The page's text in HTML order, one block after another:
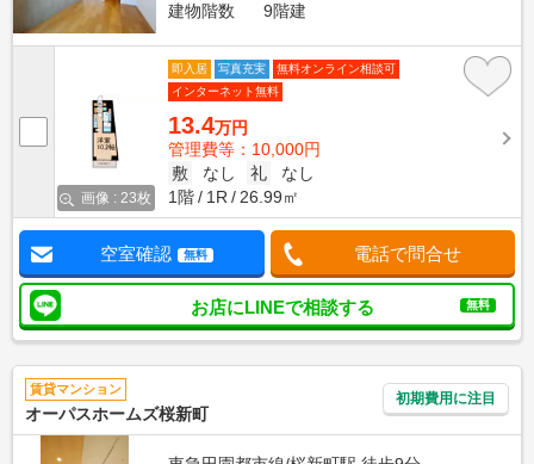
建物階数
9階建
画像 : 23枚
即入居 写真充実
無料オンライン相談可
インターネット無料
13.4万円
管理費等：10,000円
敷
なし 礼
なし
1階
1R 26.99㎡
空室確認 無料 電話で問合せ
お店にLINEで相談する 無料
賃貸マンション
オーパスホームズ桜新町
初期費用に注目